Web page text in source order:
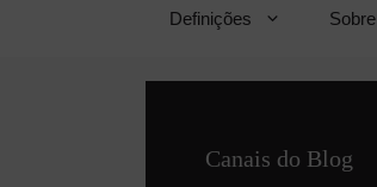
Definições Sobre
Canais do Blog